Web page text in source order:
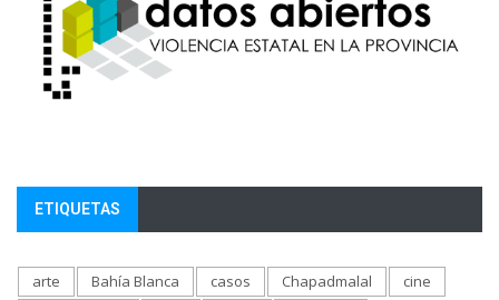
ETIQUETAS
arte Bahía Blanca casos Chapadmalal
cine